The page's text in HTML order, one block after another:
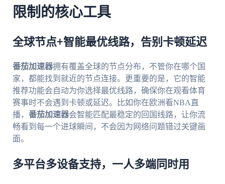
限制的核心工具
全球节点+智能最优线路，告别卡顿延迟
番茄加速器拥有覆盖全球的节点分布，不管你在哪个国
家，都能找到就近的节点连接。更重要的是，它的智能
推荐功能会自动为你选择最优线路，确保你在观看体育
赛事时不会遇到卡顿或延迟。比如你在欧洲看NBA直
播， 番茄加速器会智能匹配最稳定的回国线路，让你流
畅看到每一个进球瞬间，不会因为网络问题错过关键画
面。
多平台多设备支持，一人多端同时用